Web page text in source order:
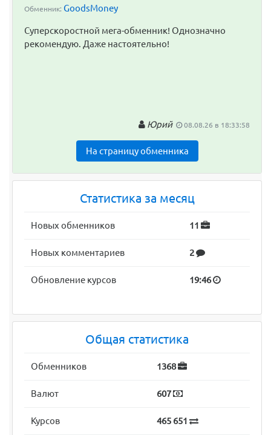
Обменник: GoodsMoney
Суперскоростной мега-обменник! Однозначно
рекомендую. Даже настоятельно!
Юрий 08.08.26 в 18:33:58
На страницу обменника
Статистика за месяц
Новых обменников 11
Новых комментариев 2
Обновление курсов 19:46
Общая статистика
Обменников 1368
Валют 607
Курсов 465 651